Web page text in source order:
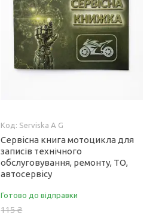
Serviska A G
Сервісна книга мотоцикла для
записів технічного
обслуговування, ремонту, ТО,
автосервісу
Готово до відправки
115 ₴